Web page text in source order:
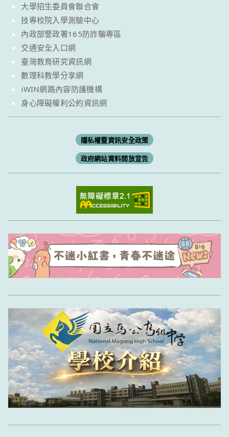
大學招生委員會聯合會
技專校院入學測驗中心
內政部警政署165防詐騙專區
交通安全入口網
臺灣教育研究資訊網
數理科教學分享網
iWIN網路內容防護機構
身心障礙權利公約資訊網
隱私權暨資訊安全政策
政府網站資料開放宣告